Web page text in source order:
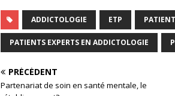
ADDICTOLOGIE ETP
PATIENTS EXPERTS EN ADDICTOLOGIE
PRÉCÉDENT
Partenariat de soin en santé mentale, le